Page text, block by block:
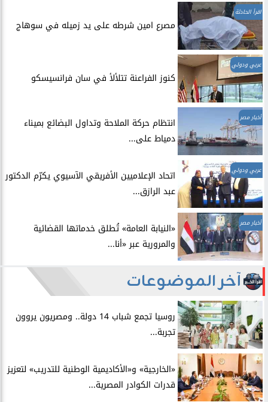
اقرأ الحادثة
مصرع امين شرطه على يد زميله في سوهاج
عربي ودولي
​كنوز الفراعنة تتلألأ في سان فرانسيسكو
أخبار مصر
انتظام حركة الملاحة وتداول البضائع بميناء
دمياط على...
عربي ودولي
اتحاد الإعلاميين الأفريقي الآسيوي يكرّم الدكتور
عبد الرازق...
أخبار مصر
​«النيابة العامة» تُطلق خدماتها القضائية
والمرورية عبر «أنا...
آخر الموضوعات
روسيا تجمع شباب 14 دولة.. ومصريون يروون
تجربة...
​«الخارجية» و«الأكاديمية الوطنية للتدريب» لتعزيز
قدرات الكوادر المصرية...